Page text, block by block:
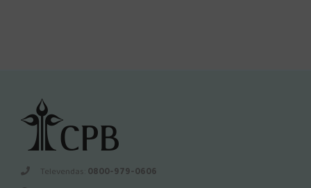
Televendas: 0800-979-0606